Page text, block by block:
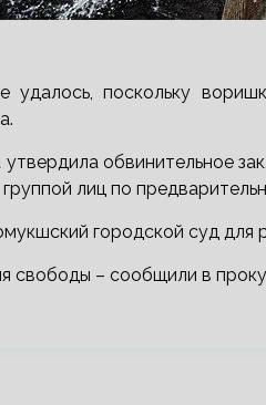
поскольку
обвинительное
лиц по
городской суд для
свободы – сообщили в